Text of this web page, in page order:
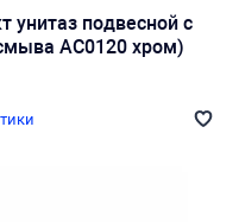
унитаз подвесной с
AC0120 хром)